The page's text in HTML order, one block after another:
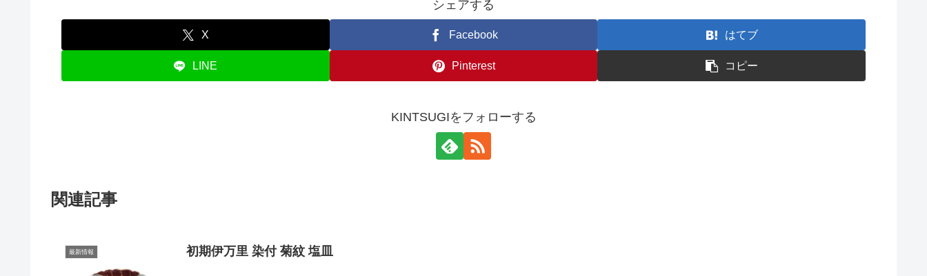
シェアする
X Facebook はてブ
LINE Pinterest コピー
KINTSUGIをフォローする
関連記事
最新情報 初期伊万里 染付 菊紋 塩皿